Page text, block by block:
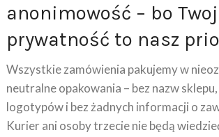
anonimowość – bo
prywatność to nasz
Wszystkie zamówienia pakujemy w
neutralne opakowania – bez nazw sklepu,
logotypów i bez żadnych informacji o
Kurier ani osoby trzecie nie będą